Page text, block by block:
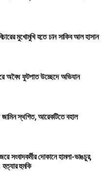
মুখোমুখি হতে চান সাকিব আল হাসান
অবৈধ ফুটপাত উচ্ছেদে অভিযান
জামিন স্থগিত, আরেকটিতে বহাল
সংবাদকর্মীর দোকানে হামলা-ভাঙচুর,
হুমকি